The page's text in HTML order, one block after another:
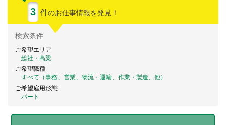
3 件のお仕事情報を発見！
検索条件
ご希望エリア
総社・高梁
ご希望職種
すべて（事務、営業、物流・運輸、作業・製造、他）
ご希望雇用形態
パート